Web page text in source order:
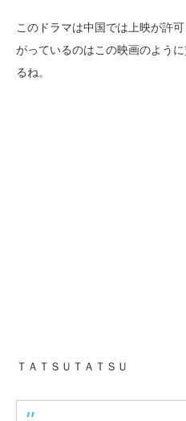
このドラマは中国では上映が許
がっているのはこの映画のよう
るね。
ＴＡＴＳＵＴＡＴＳＵ